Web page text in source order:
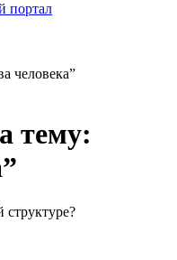
портал
человека”
тему:
структуре?